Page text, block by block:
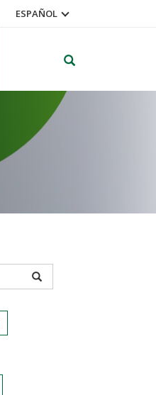
ESPAÑOL
APPLY